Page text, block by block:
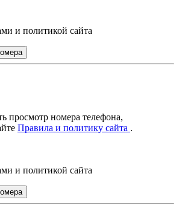
и политикой сайта
просмотр номера телефона,
Правила и политику сайта .
и политикой сайта